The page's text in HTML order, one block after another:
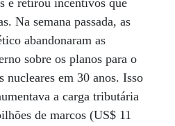
e retirou incentivos que
Na semana passada, as
abandonaram as
sobre os planos para o
nucleares em 30 anos. Isso
a carga tributária
de marcos (US$ 11